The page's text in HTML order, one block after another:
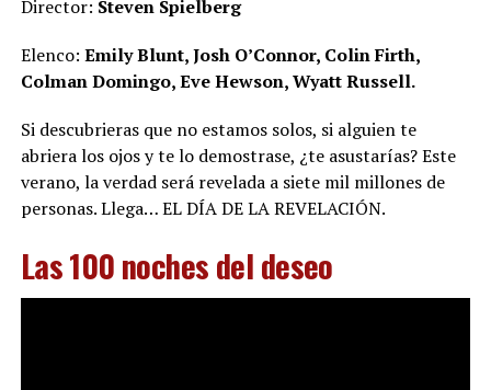
Director: Steven Spielberg
Elenco: Emily Blunt, Josh O’Connor, Colin Firth,
Colman Domingo, Eve Hewson, Wyatt Russell.
Si descubrieras que no estamos solos, si alguien te
abriera los ojos y te lo demostrase, ¿te asustarías? Este
verano, la verdad será revelada a siete mil millones de
personas. Llega… EL DÍA DE LA REVELACIÓN.
Las 100 noches del deseo